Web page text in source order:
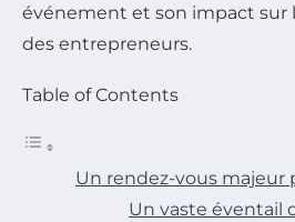
événement et son impact sur
des entrepreneurs.
Table of Contents
Un rendez-vous majeur
Un vaste éventail